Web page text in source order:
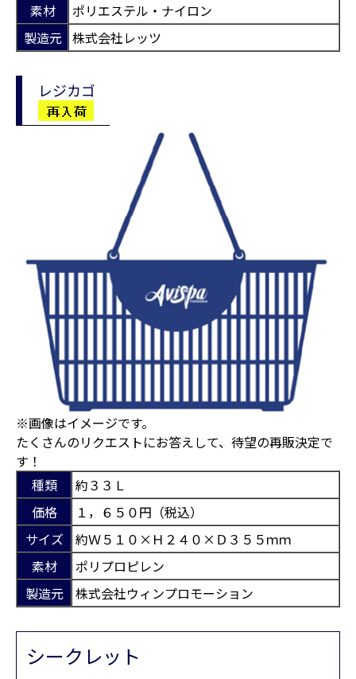
素材
ポリエステル・ナイロン
製造元 株式会社レッツ
レジカゴ
※画像はイメージです。
たくさんのリクエストにお答えして、待望の再販決定で
す！
種類
約３３Ｌ
価格
１，６５０円（税込）
サイズ
約Ｗ５１０×Ｈ２４０×Ｄ３５５ｍｍ
素材
ポリプロピレン
製造元
株式会社ウィンプロモーション
シークレット